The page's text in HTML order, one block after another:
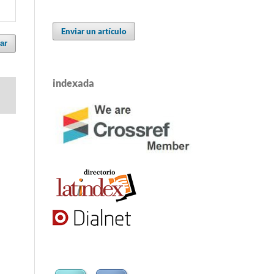
Enviar un artículo
indexada